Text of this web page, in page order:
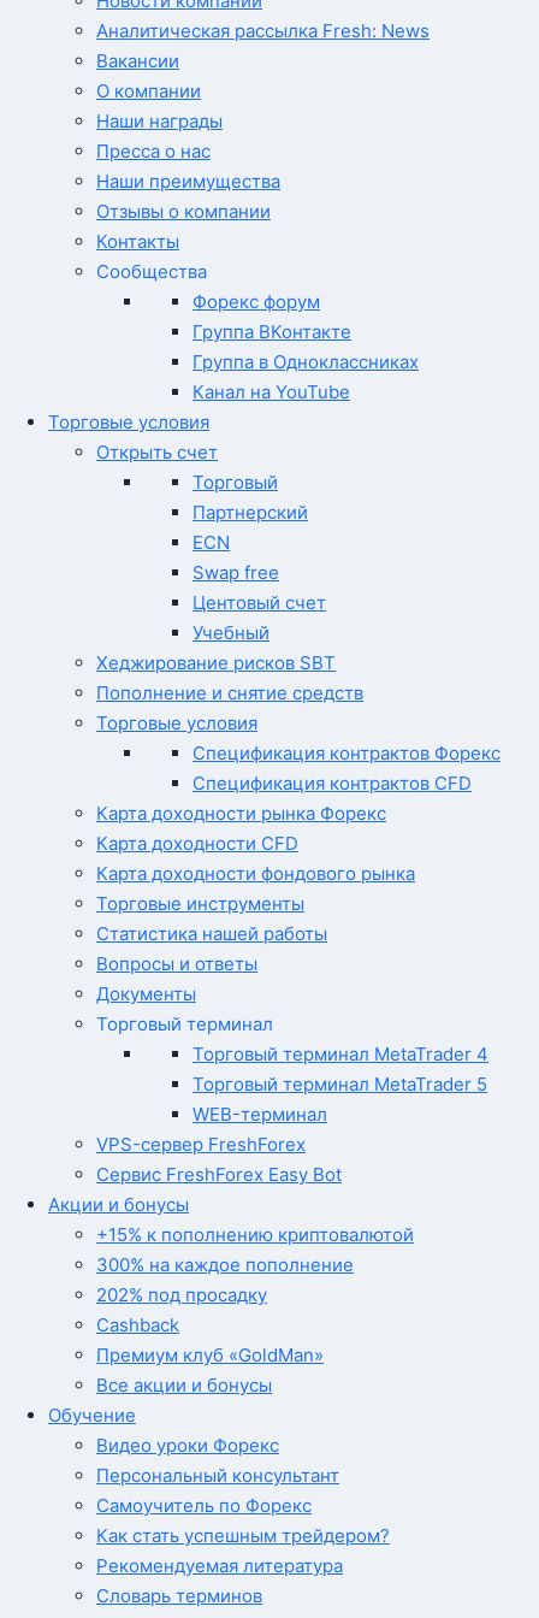
Аналитическая рассылка Fresh: News
Вакансии
О компании
Наши награды
Пресса о нас
Наши преимущества
Отзывы о компании
Контакты
Сообщества
Форекс форум
Группа ВКонтакте
Группа в Одноклассниках
Канал на YouTube
Торговые условия
Открыть счет
Торговый
Партнерский
ECN
Swap free
Центовый счет
Учебный
Хеджирование рисков SBT
Пополнение и снятие средств
Торговые условия
Спецификация контрактов Форекс
Спецификация контрактов CFD
Карта доходности рынка Форекс
Карта доходности CFD
Карта доходности фондового рынка
Торговые инструменты
Статистика нашей работы
Вопросы и ответы
Документы
Торговый терминал
Торговый терминал MetaTrader 4
Торговый терминал MetaTrader 5
WEB-терминал
VPS-сервер FreshForex
Сервис FreshForex Easy Bot
Акции и бонусы
+15% к пополнению криптовалютой
300% на каждое пополнение
202% под просадку
Cashback
Премиум клуб «GoldMan»
Все акции и бонусы
Обучение
Видео уроки Форекс
Персональный консультант
Самоучитель по Форекс
Как стать успешным трейдером?
Рекомендуемая литература
Словарь терминов